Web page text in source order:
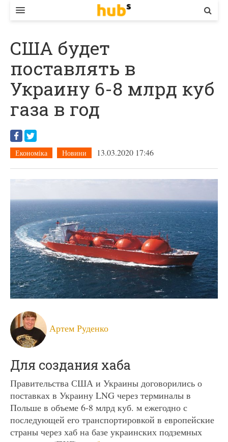
ЕКОНОМІКА
БІЗНЕС
СТАРТЕР
КОНТАКТИ
США будет
поставлять в
Украину 6-8 млрд куб
газа в год
Економіка Новини 13.03.2020 17:46
Артем Руденко
Для создания хаба
Правительства США и Украины договорились о
поставках в Украину LNG через терминалы в
Польше в объеме 6-8 млрд куб. м ежегодно с
последующей его транспортировкой в европейские
страны через хаб на базе украинских подземных